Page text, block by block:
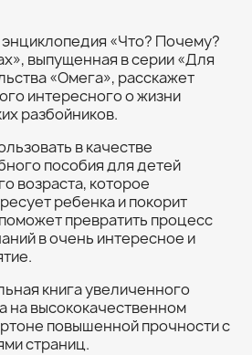
«Что? Почему?
выпущенная в серии «Для
«Омега», расскажет
интересного о жизни
разбойников.
в качестве
пособия для детей
возраста, которое
ребенка и покорит
превратить процесс
в очень интересное и
книга увеличенного
на высококачественном
повышенной прочности с
страниц.